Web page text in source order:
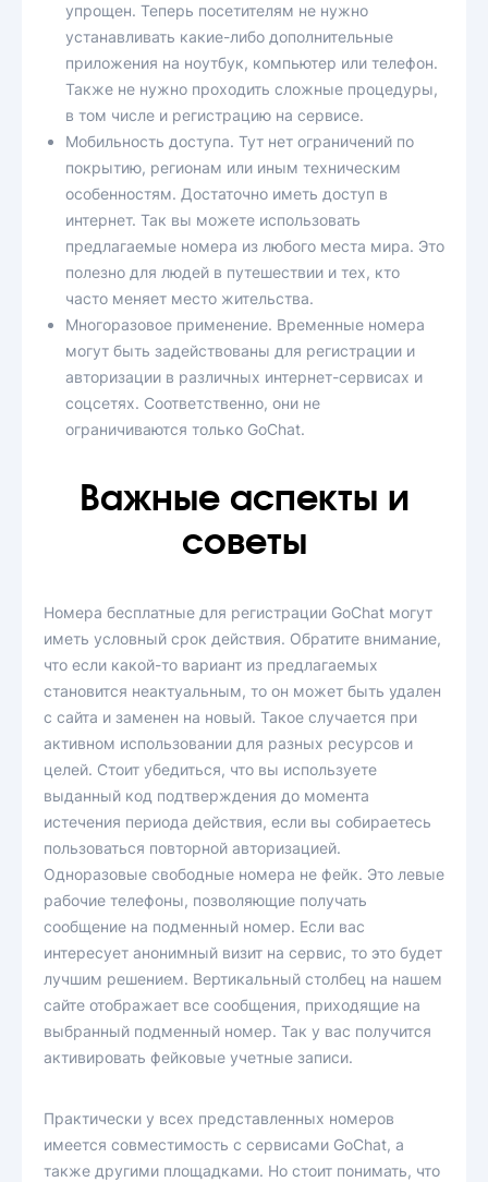
упрощен. Теперь посетителям не нужно
устанавливать какие-либо дополнительные
приложения на ноутбук, компьютер или телефон.
Также не нужно проходить сложные процедуры,
в том числе и регистрацию на сервисе.
Мобильность доступа. Тут нет ограничений по
покрытию, регионам или иным техническим
особенностям. Достаточно иметь доступ в
интернет. Так вы можете использовать
предлагаемые номера из любого места мира. Это
полезно для людей в путешествии и тех, кто
часто меняет место жительства.
Многоразовое применение. Временные номера
могут быть задействованы для регистрации и
авторизации в различных интернет-сервисах и
соцсетях. Соответственно, они не
ограничиваются только GoChat.
Важные аспекты и
советы
Номера бесплатные для регистрации GoChat могут
иметь условный срок действия. Обратите внимание,
что если какой-то вариант из предлагаемых
становится неактуальным, то он может быть удален
с сайта и заменен на новый. Такое случается при
активном использовании для разных ресурсов и
целей. Стоит убедиться, что вы используете
выданный код подтверждения до момента
истечения периода действия, если вы собираетесь
пользоваться повторной авторизацией.
Одноразовые свободные номера не фейк. Это левые
рабочие телефоны, позволяющие получать
сообщение на подменный номер. Если вас
интересует анонимный визит на сервис, то это будет
лучшим решением. Вертикальный столбец на нашем
сайте отображает все сообщения, приходящие на
выбранный подменный номер. Так у вас получится
активировать фейковые учетные записи.
Практически у всех представленных номеров
имеется совместимость с сервисами GoChat, а
также другими площадками. Но стоит понимать, что